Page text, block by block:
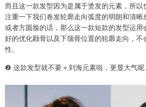
而且这一款发型因为是属于烫发的元素，所以
注重一下我们卷发轮廓走向弧度的明朗和清
或者方圆脸的话，那么这一款短款的发型运用
好的优化颧骨以及下颌骨位置的轮廓走向，
性。
❷ 这款发型就不要＋刘海元素啦，更显大气呢